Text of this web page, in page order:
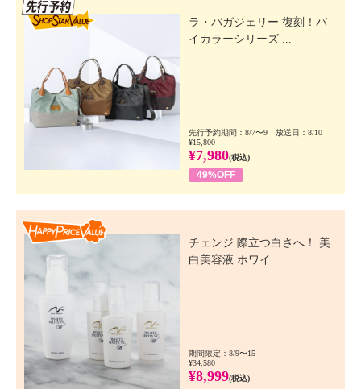
ラ・バガジェリー 復刻！バ
イカラーシリーズ ...
先行予約期間：8/7〜9 放送日：8/10
¥15,800
¥7,980(税込)
49%OFF
チェンジ 際立つ白さへ！ 美
白美容液 ホワイ...
期間限定：8/9〜15
¥34,580
¥8,999(税込)